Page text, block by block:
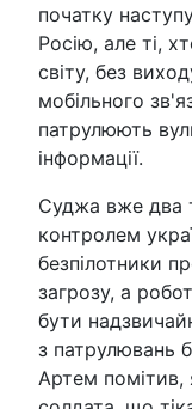
початку
Росію, але ті,
світу, без
мобільного
патрулюють
інформації.
Суджа вже два
контролем
безпілотники
загрозу, а
бути
з патрулювань
Артем